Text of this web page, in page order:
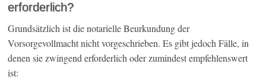
erforderlich?
Grundsätzlich ist die notarielle Beurkundung der
Vorsorgevollmacht nicht vorgeschrieben. Es gibt jedoch Fälle, in
denen sie zwingend erforderlich oder zumindest empfehlenswert
ist: